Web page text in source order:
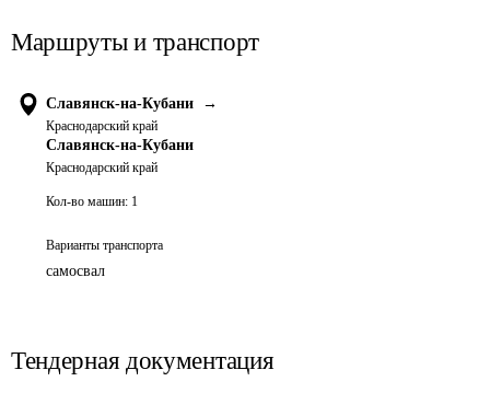
Маршруты и транспорт
Славянск-на-Кубани →
Краснодарский край
Славянск-на-Кубани
Краснодарский край
Кол-во машин: 1
Варианты транспорта
самосвал
Тендерная документация